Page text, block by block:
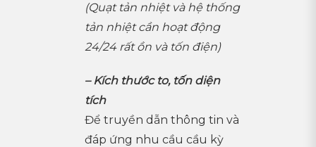
(Quạt tản nhiệt và hệ thống
tản nhiệt cần hoạt động
24/24 rất ồn và tốn điện)
– Kích thước to, tốn diện
tích
Để truyền dẫn thông tin và
đáp ứng nhu cầu cầu kỳ